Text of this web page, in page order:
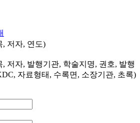
, 저자, 연도)
저자, 발행기관, 학술지명, 권호, 발행
자료형태, 수록면, 소장기관, 초록)